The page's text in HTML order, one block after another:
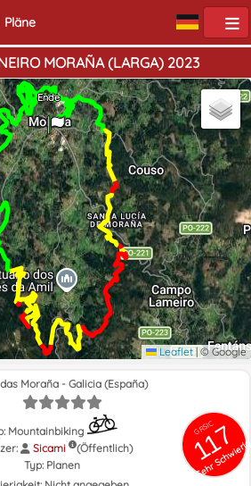
Pläne
MORAÑA (LARGA) 2023
Start
Ende
Leaflet |© Google
GRSIC
117
Sehr
Moraña - Galicia (España)
Mountainbiking
Sicami
(Öffentlich)
Typ: Planen